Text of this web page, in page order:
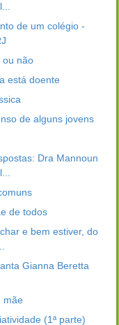
de um colégio -
ou não
está doente
de alguns jovens
Dra Mannoun
de todos
e bem estiver, do
Gianna Beretta
mãe
(1ª parte)